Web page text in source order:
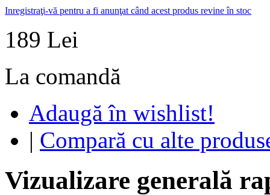
Inregistraţi-vă pentru a fi anunţat când acest produs revine în stoc
189 Lei
La comandă
Adaugă în wishlist!
| Compară cu alte
Vizualizare generală